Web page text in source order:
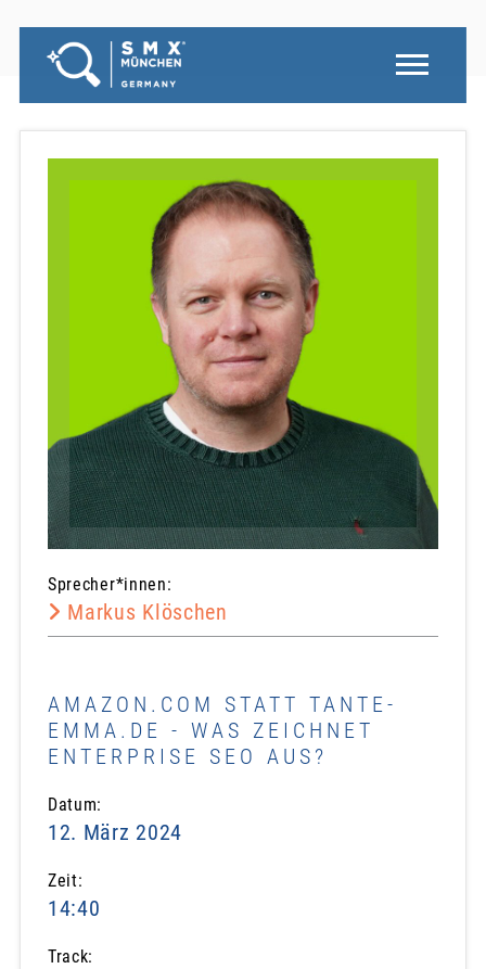
Sprecher*innen:
Markus Klöschen
AMAZON.COM STATT TANTE-
EMMA.DE - WAS ZEICHNET
ENTERPRISE SEO AUS?
Datum:
12. März 2024
Zeit:
14:40
Track: